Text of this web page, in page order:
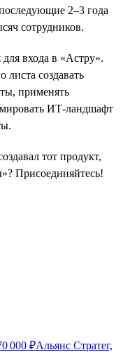
2–3 года
сотрудников.
для входа в «Астру».
листа создавать
применять
ИТ-ландшафт
тот продукт,
Присоединяйтесь!
000 ₽Альянс Стратег,